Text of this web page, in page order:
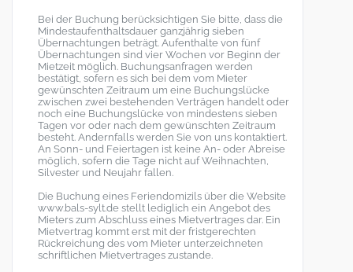
Bei der Buchung berücksichtigen Sie bitte, dass die
Mindestaufenthaltsdauer ganzjährig sieben
Übernachtungen beträgt. Aufenthalte von fünf
Übernachtungen sind vier Wochen vor Beginn der
Mietzeit möglich. Buchungsanfragen werden
bestätigt, sofern es sich bei dem vom Mieter
gewünschten Zeitraum um eine Buchungslücke
zwischen zwei bestehenden Verträgen handelt oder
noch eine Buchungslücke von mindestens sieben
Tagen vor oder nach dem gewünschten Zeitraum
besteht. Andernfalls werden Sie von uns kontaktiert.
An Sonn- und Feiertagen ist keine An- oder Abreise
möglich, sofern die Tage nicht auf Weihnachten,
Silvester und Neujahr fallen.
Die Buchung eines Feriendomizils über die Website
www.bals-sylt.de stellt lediglich ein Angebot des
Mieters zum Abschluss eines Mietvertrages dar. Ein
Mietvertrag kommt erst mit der fristgerechten
Rückreichung des vom Mieter unterzeichneten
schriftlichen Mietvertrages zustande.